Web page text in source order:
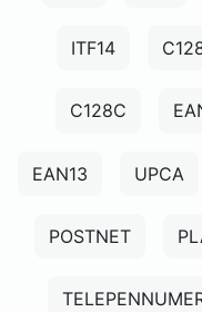
ITF14
C128C
EAN13 UPCA
POSTNET